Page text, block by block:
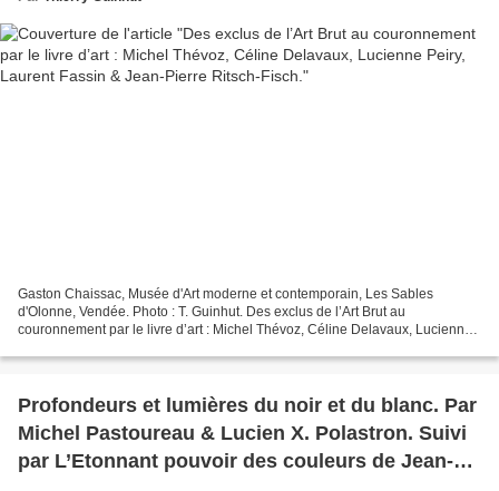
Gaston Chaissac, Musée d'Art moderne et contemporain, Les Sables
d'Olonne, Vendée. Photo : T. Guinhut. Des exclus de l’Art Brut au
couronnement par le livre d’art : Michel Thévoz, Céline Delavaux, Lucienne
Profondeurs et lumières du noir et du blanc. Par
Michel Pastoureau & Lucien X. Polastron. Suivi
par L’Etonnant pouvoir des couleurs de Jean-